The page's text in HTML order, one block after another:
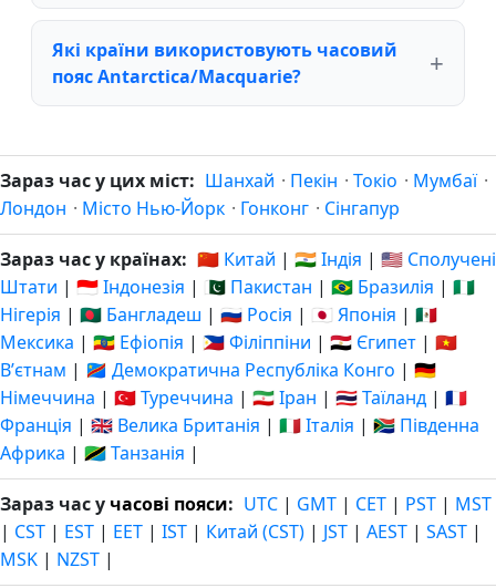
Які країни використовують часовий
пояс Antarctica/Macquarie?
Зараз час у цих міст: Шанхай · Пекін · Токіо · Мумбаї ·
Лондон · Місто Нью-Йорк · Гонконг · Сінгапур
Зараз час у країнах: 🇨🇳 Китай | 🇮🇳 Індія | 🇺🇸 Сполучені
Штати | 🇮🇩 Індонезія | 🇵🇰 Пакистан | 🇧🇷 Бразилія | 🇳🇬
Нігерія | 🇧🇩 Бангладеш | 🇷🇺 Росія | 🇯🇵 Японія | 🇲🇽
Мексика | 🇪🇹 Ефіопія | 🇵🇭 Філіппіни | 🇪🇬 Єгипет | 🇻🇳
Вʼєтнам | 🇨🇩 Демократична Республіка Конго | 🇩🇪
Німеччина | 🇹🇷 Туреччина | 🇮🇷 Іран | 🇹🇭 Таїланд | 🇫🇷
Франція | 🇬🇧 Велика Британія | 🇮🇹 Італія | 🇿🇦 Південна
Африка | 🇹🇿 Танзанія |
Зараз час у часові пояси: UTC | GMT | CET | PST | MST
| CST | EST | EET | IST | Китай (CST) | JST | AEST | SAST |
MSK | NZST |